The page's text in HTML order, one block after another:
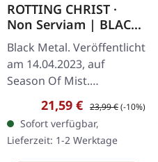
ROTTING CHRIST ·
Non Serviam | BLACK
LP
Black Metal. Veröffentlicht
am 14.04.2023, auf
Season Of Mist.
Schwarzes Vinyl. Dieses
legendäre griechische
Black Metal Meisterwerk
gilt als eines…
Verkaufspreis:
21,59 € Regulärer Preis:
23,99 €(-10%)
Sofort verfügbar,
Lieferzeit: 1-2 Werktage